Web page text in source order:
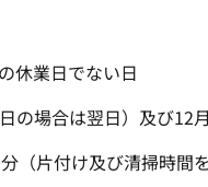
休業日でない日
翌日）及び12月
片付け及び清掃時間を